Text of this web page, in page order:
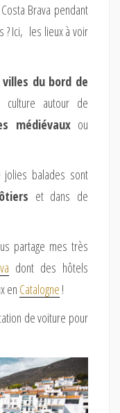
Brava pendant
? Ici, les lieux à voir
villes du bord de
autour de
médiévauxou
balades sont
et dans de
partage mes très
dont des hôtels
en Catalogne !
de voiture pour